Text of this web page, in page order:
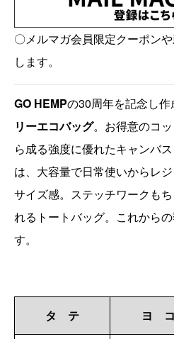
〇メルマガ会員限定クーポン
します。
GO HEMPの30周年を記念し作
リーエコバッグ。お得意のコ
ら成る強度に優れたキャンバ
は、大容量で日常使いからレ
サイズ感。ステッチワークも
れるトートバッグ。これから
す。
タ テ ヨ コ